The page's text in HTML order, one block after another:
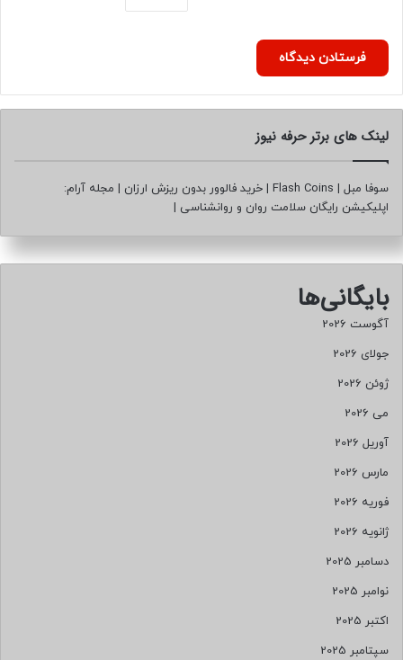
لینک های برتر حرفه نیوز
سوفا مبل |
Flash Coins
| خرید فالوور بدون ریزش ارزان | مجله آرام:
اپلیکیشن رایگان سلامت روان و روانشناسی |
بایگانی‌ها
آگوست 2026
جولای 2026
ژوئن 2026
می 2026
آوریل 2026
مارس 2026
فوریه 2026
ژانویه 2026
دسامبر 2025
نوامبر 2025
اکتبر 2025
سپتامبر 2025